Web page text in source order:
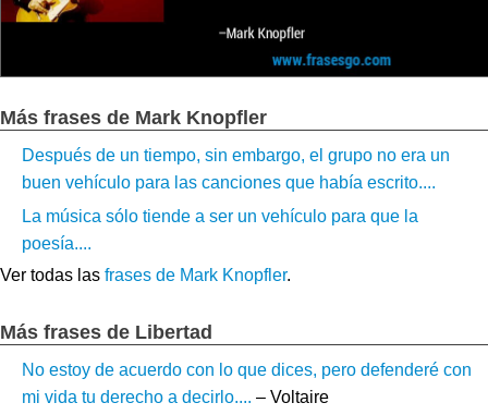
Más frases de Mark Knopfler
Después de un tiempo, sin embargo, el grupo no era un
buen vehículo para las canciones que había escrito....
La música sólo tiende a ser un vehículo para que la
poesía....
Ver todas las frases de Mark Knopfler.
Más frases de Libertad
No estoy de acuerdo con lo que dices, pero defenderé con
mi vida tu derecho a decirlo.... – Voltaire